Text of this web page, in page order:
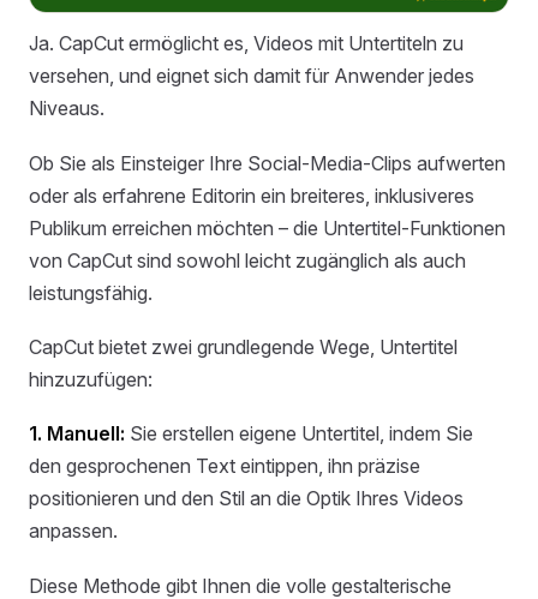
Ja. CapCut ermöglicht es, Videos mit Untertiteln zu
versehen, und eignet sich damit für Anwender jedes
Niveaus.
Ob Sie als Einsteiger Ihre Social-Media-Clips aufwerten
oder als erfahrene Editorin ein breiteres, inklusiveres
Publikum erreichen möchten – die Untertitel-Funktionen
von CapCut sind sowohl leicht zugänglich als auch
leistungsfähig.
CapCut bietet zwei grundlegende Wege, Untertitel
hinzuzufügen:
1. Manuell: Sie erstellen eigene Untertitel, indem Sie
den gesprochenen Text eintippen, ihn präzise
positionieren und den Stil an die Optik Ihres Videos
anpassen.
Diese Methode gibt Ihnen die volle gestalterische